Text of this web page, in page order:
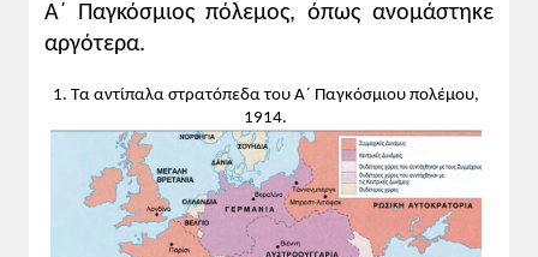
Α΄ Παγκόσμιος πόλεμος, όπως ανομάστηκε
αργότερα.
1. Τα αντίπαλα στρατόπεδα του Α΄ Παγκόσμιου πολέμου,
1914.